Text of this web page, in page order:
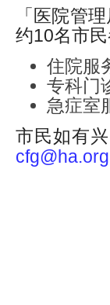
「医院管
约10名市
住院服
专科门
急症室
市民如有